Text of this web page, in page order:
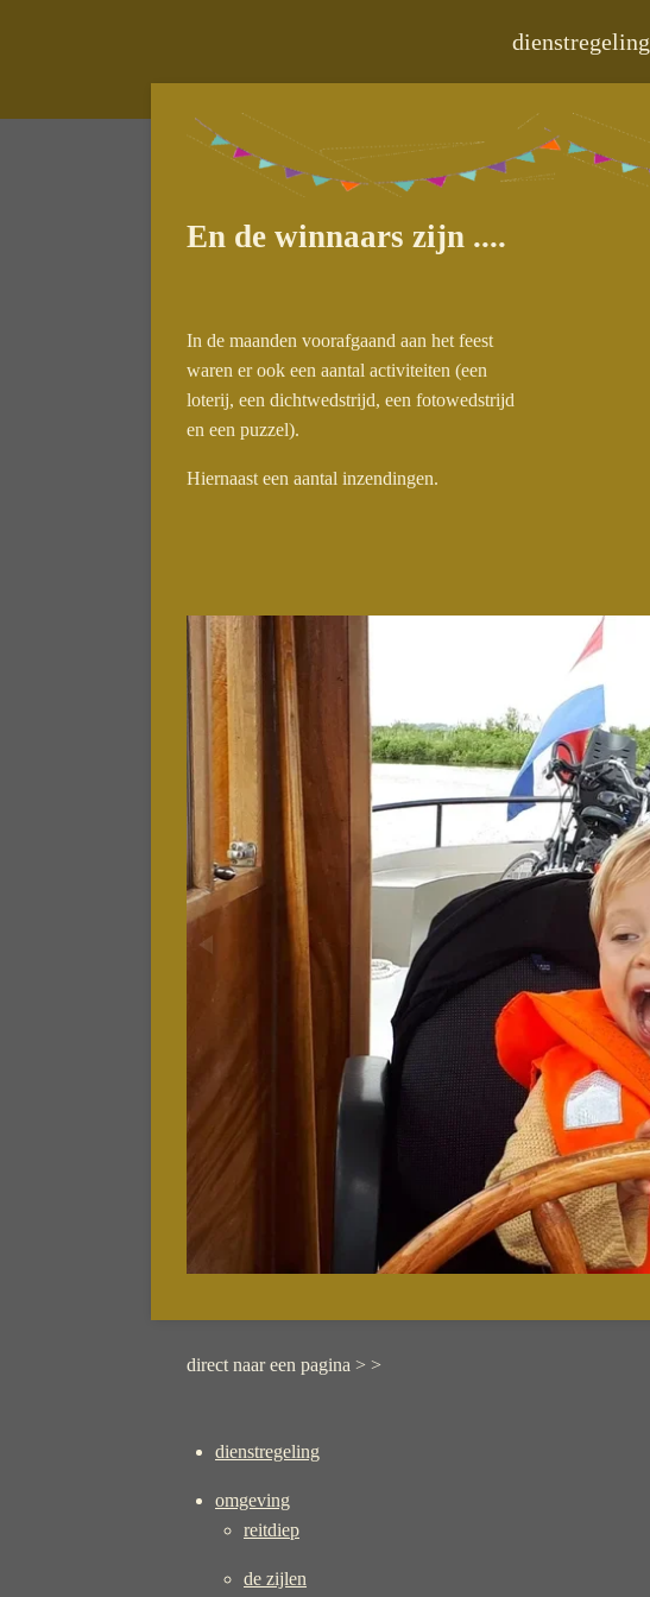
de
dienstregeling
En de winnaars zijn ....
In de maanden voorafgaand aan het feest
waren er ook een aantal activiteiten (een
loterij, een dichtwedstrijd, een fotowedstrijd
en een puzzel).
Hiernaast een aantal inzendingen.
direct naar een pagina > >
dienstregeling
omgeving
reitdiep
de zijlen